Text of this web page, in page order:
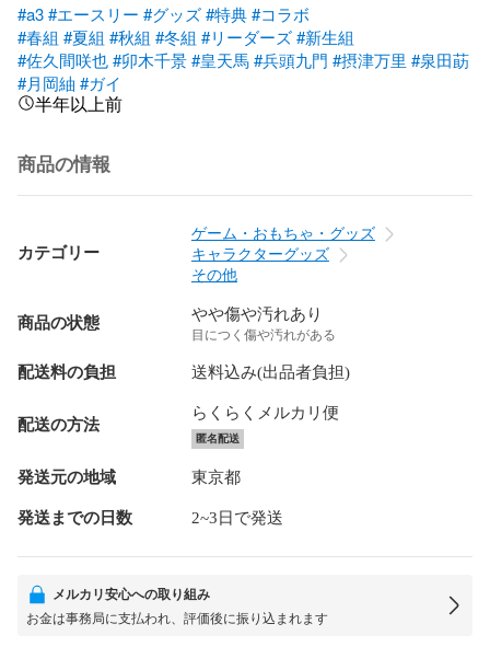
#a3#エースリー #グッズ#特典#コラボ
#春組 #夏組 #秋組 #冬組 #リーダーズ#新生組
#佐久間咲也#卯木千景#皇天馬#兵頭九門 #摂津万里 #泉田莇
#月岡紬 #ガイ
半年以上前
商品の情報
カテゴリー
ゲーム・おもちゃ・グッズ
キャラクターグッズ
その他
商品の状態 やや傷や汚れあり
目につく傷や汚れがある
配送料の負担 送料込み(出品者負担)
配送の方法
らくらくメルカリ便
匿名配送
発送元の地域 東京都
発送までの日数 2~3日で発送
メルカリ安心への取り組み
お金は事務局に支払われ、評価後に振り込まれます